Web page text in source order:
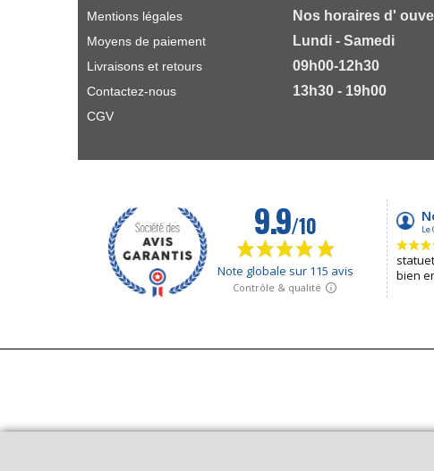
Mentions légales
Moyens de paiement
Livraisons et retours
Contactez-nous
CGV
Nos horaires d'
Lundi - Samedi
09h00-12h30
13h30 - 19h00